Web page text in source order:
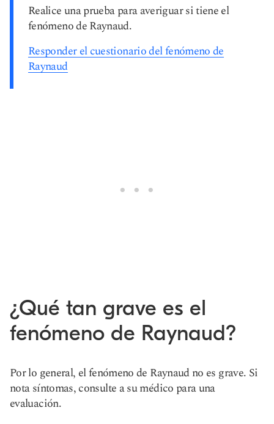
Realice una prueba para averiguar si tiene el
fenómeno de Raynaud.
Responder el cuestionario del fenómeno de
Raynaud
¿Qué tan grave es el
fenómeno de Raynaud?
Por lo general, el fenómeno de Raynaud no es grave. Si
nota síntomas, consulte a su médico para una
evaluación.